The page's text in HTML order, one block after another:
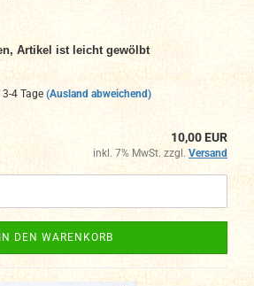
Artikel ist leicht gewölbt
3-4 Tage (Ausland abweichend)
10,00 EUR
inkl. 7% MwSt. zzgl. Versand
IN DEN WARENKORB